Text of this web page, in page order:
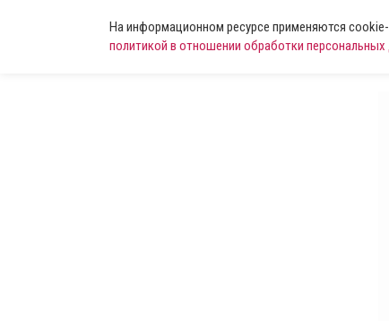
На информационном ресурсе применяются
политикой в отношении обработки